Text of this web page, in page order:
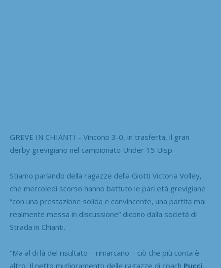
GREVE IN CHIANTI – Vincono 3-0, in trasferta, il gran
derby grevigiano nel campionato Under 15 Uisp.
Stiamo parlando della ragazze della Giotti Victoria Volley,
che mercoledì scorso hanno battuto le pari età grevigiane
“con una prestazione solida e convincente, una partita mai
realmente messa in discussione” dicono dalla società di
Strada in Chianti.
“Ma al di là del risultato – rimarcano – ciò che più conta è
altro. Il netto miglioramento delle ragazze di coach Pucci,